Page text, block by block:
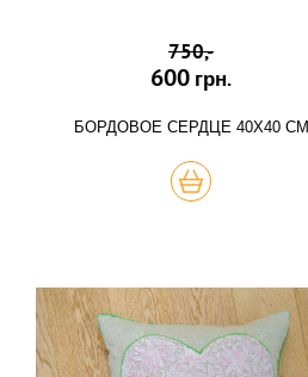
750,-
600 грн.
БОРДОВОЕ СЕРДЦЕ 40Х40 СМ
КУПИТЬ